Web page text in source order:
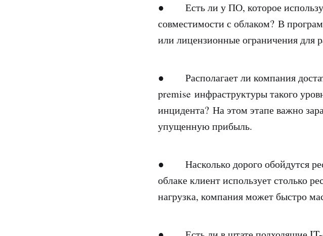
● Есть ли у ПО, которое
совместимости с облаком? В
или лицензионные ограничения для
● Располагает ли компания
premise инфраструктуры такого
инцидента? На этом этапе важно
упущенную прибыль.
● Насколько дорого обойдутся
облаке клиент использует столько
нагрузка, компания может быстро